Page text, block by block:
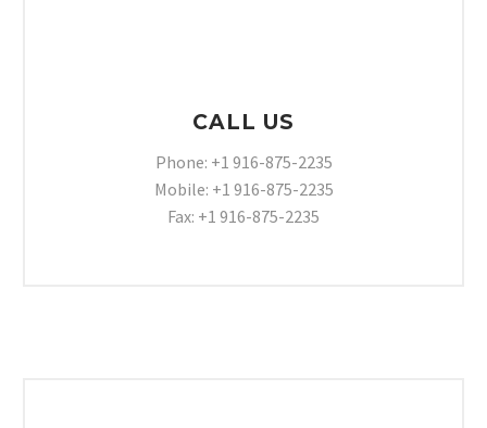
CALL US
Phone: +1 916-875-2235
Mobile: +1 916-875-2235
Fax: +1 916-875-2235